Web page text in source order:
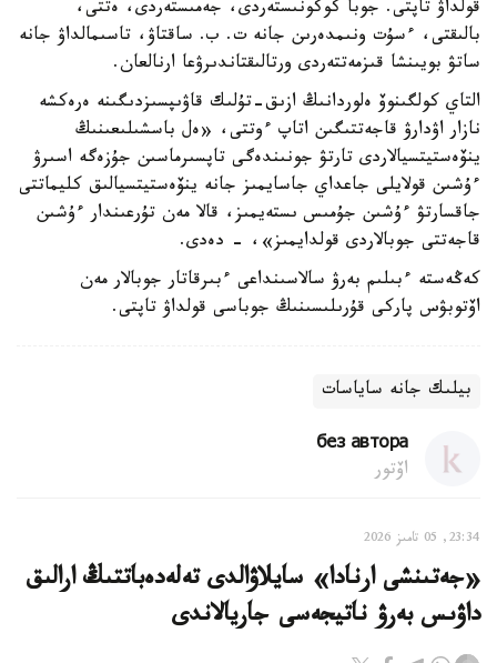
قولداۋ تاپتى. جوبا كوكونىستەردى، جەمىستەردى، ەتتى،
بالىقتى، ءسۇت ونىمدەرىن جانە ت. ب. ساقتاۋ، تاسىمالداۋ جانە
ساتۋ بويىنشا قىزمەتتەردى ورتالىقتاندىرۋعا ارنالعان.
التاي كولگىنوۆ ەلوردانىڭ ازىق-تۇلىك قاۋىپسىزدىگىنە ەرەكشە
نازار اۋدارۋ قاجەتتىگىن اتاپ ءوتتى، «ەل باسشىلىعىنىڭ
ينۆەستيتسيالاردى تارتۋ جونىندەگى تاپسىرماسىن جۇزەگە اسىرۋ
ءۇشىن قولايلى جاعداي جاسايمىز جانە ينۆەستيتسيالىق كليماتتى
جاقسارتۋ ءۇشىن جۇمىس ىستەيمىز، قالا مەن تۇرعىندار ءۇشىن
قاجەتتى جوبالاردى قولدايمىز»، - دەدى.
كەڭەستە ءبىلىم بەرۋ سالاسىنداعى ءبىرقاتار جوبالار مەن
اۆتوبۋس پاركى قۇرىلىسىنىڭ جوباسى قولداۋ تاپتى.
بيلىك جانە ساياسات
без автора
اۆتور
23:34, 05 تامىز 2026
«جەتىنشى ارنادا» سايلاۋالدى تەلەدەباتتىڭ ارالىق
داۋىس بەرۋ ناتيجەسى جاريالاندى